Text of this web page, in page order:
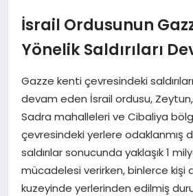
EKONOMI
SAĞLIK
DÜNYA
İsrail Ordusunun
Yönelik Saldırıları
Gazze kenti çevresindeki
devam eden İsrail ordusu, Zeytun,
Sadra mahalleleri ve Cibaliya
çevresindeki yerlere odaklanmış
saldırılar sonucunda yaklaşık 1
mücadelesi verirken, binlerce kişi
kuzeyinde yerlerinden edilmiş